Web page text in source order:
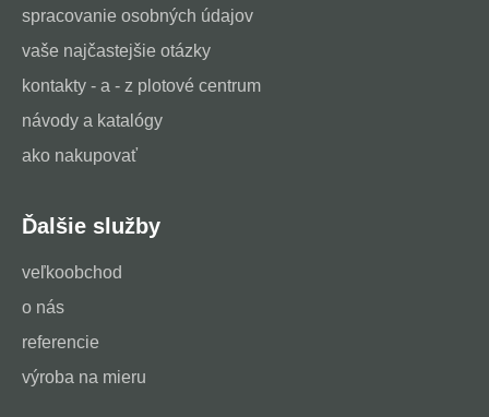
spracovanie osobných údajov
vaše najčastejšie otázky
kontakty - a - z plotové centrum
návody a katalógy
ako nakupovať
Ďalšie služby
veľkoobchod
o nás
referencie
výroba na mieru